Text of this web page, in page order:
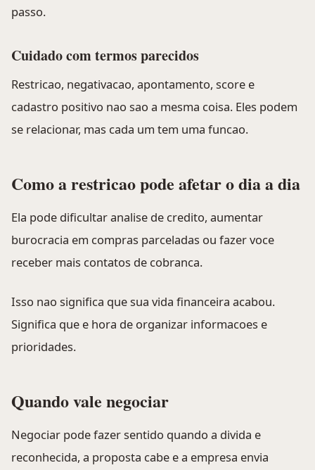
passo.
Cuidado com termos parecidos
Restricao, negativacao, apontamento, score e
cadastro positivo nao sao a mesma coisa. Eles podem
se relacionar, mas cada um tem uma funcao.
Como a restricao pode afetar o dia a dia
Ela pode dificultar analise de credito, aumentar
burocracia em compras parceladas ou fazer voce
receber mais contatos de cobranca.
Isso nao significa que sua vida financeira acabou.
Significa que e hora de organizar informacoes e
prioridades.
Quando vale negociar
Negociar pode fazer sentido quando a divida e
reconhecida, a proposta cabe e a empresa envia